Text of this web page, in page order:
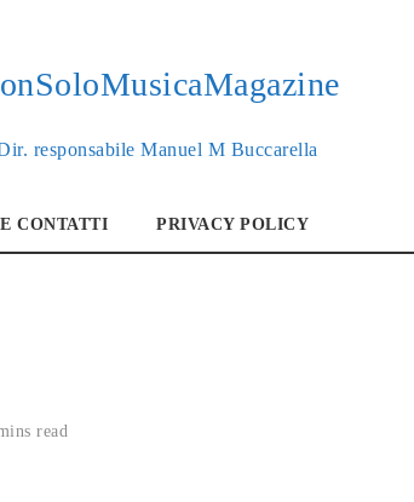
responsabile Manuel M Buccarella
CONTATTI PRIVACY POLICY
read